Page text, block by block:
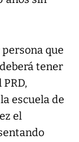
que
tener
escuela de
el